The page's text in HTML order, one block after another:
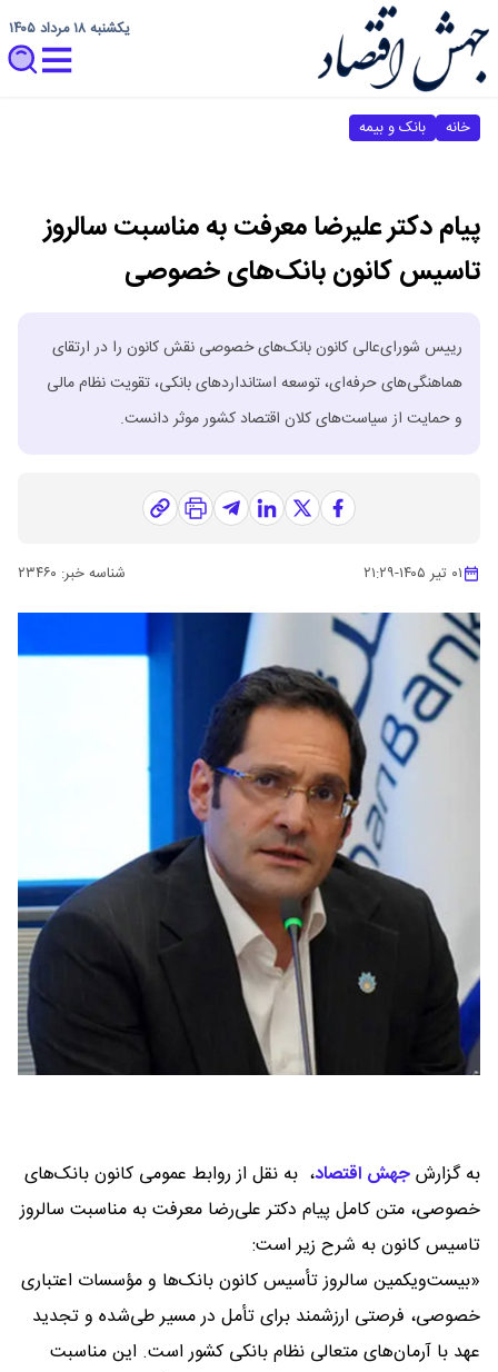
یکشنبه ۱۸ مرداد ۱۴۰۵
خانه بانک و بیمه
پیام دکتر علیرضا معرفت به مناسبت سالروز
تاسیس کانون بانک‌های خصوصی
رییس شورای‌عالی کانون بانک‌های خصوصی نقش کانون را در ارتقای
هماهنگی‌های حرفه‌ای، توسعه استانداردهای بانکی، تقویت نظام مالی
و حمایت از سیاست‌های کلان اقتصاد کشور موثر دانست.
۰۱ تیر ۱۴۰۵ -۲۱:۲۹ شناسه خبر: ۲۳۴۶۰
به گزارشجهش اقتصاد، به نقل از روابط عمومی کانون بانک‌های
خصوصی، متن کامل پیام دکتر علی‌رضا معرفت به مناسبت سالروز
تاسیس کانون به شرح زیر است:
«بیست‌ویکمین سالروز تأسیس کانون بانک‌ها و مؤسسات اعتباری
خصوصی، فرصتی ارزشمند برای تأمل در مسیر طی‌شده و تجدید
عهد با آرمان‌های متعالی نظام بانکی کشور است. این مناسبت